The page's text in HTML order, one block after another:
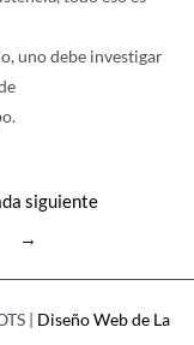
uno debe investigar
siguiente
→
| Diseño Web de La